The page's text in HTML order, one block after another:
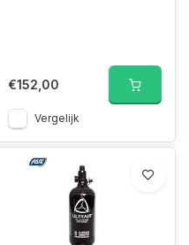
€152,00
Vergelijk